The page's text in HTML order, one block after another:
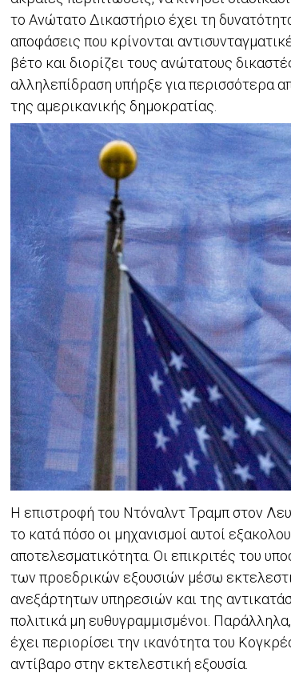
το Ανώτατο Δικαστήριο έχει τη
αποφάσεις που κρίνονται
βέτο και διορίζει τους ανώτατους
αλληλεπίδραση υπήρξε για περισσότερα
της αμερικανικής δημοκρατίας.
Η επιστροφή του Ντόναλντ Τραμπ στον
το κατά πόσο οι μηχανισμοί αυτοί
αποτελεσματικότητα. Οι επικριτές του
των προεδρικών εξουσιών μέσω
ανεξάρτητων υπηρεσιών και της
πολιτικά μη ευθυγραμμισμένοι.
έχει περιορίσει την ικανότητα του
αντίβαρο στην εκτελεστική εξουσία.